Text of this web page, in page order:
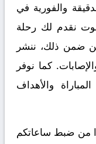
والفورية في
نقدم لك رحلة
ضمن ذلك، ننشر
كما نوفر
والأهداف
من ضبط ساعاتكم